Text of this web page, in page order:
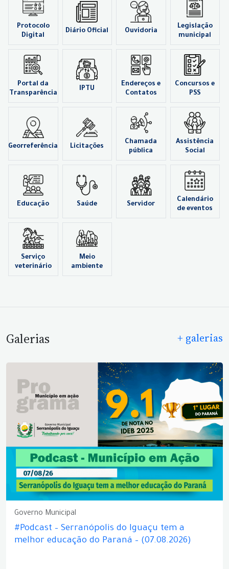
Protocolo
Digital
Diário Oficial Ouvidoria
Legislação
municipal
Portal da
Transparência
IPTU
Endereços e
Contatos
Concursos e
PSS
Georreferência Licitações
Chamada
pública
Assistência
Social
Educação Saúde Servidor
Calendário
de eventos
Serviço
veterinário
Meio
ambiente
Galerias + galerias
Governo Municipal
#Podcast – Serranópolis do Iguaçu tem a
melhor educação do Paraná – (07.08.2026)